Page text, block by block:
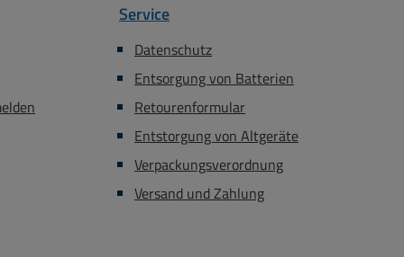
Service
Datenschutz
Entsorgung von Batterien
Retourenformular
Entstorgung von Altgeräte
Verpackungsverordnung
Versand und Zahlung